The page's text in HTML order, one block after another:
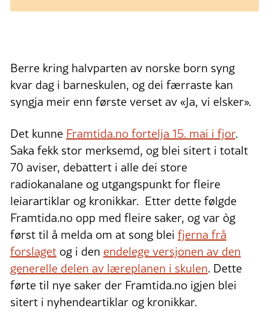
Berre kring halvparten av norske born syng
kvar dag i barneskulen, og dei færraste kan
syngja meir enn første verset av «Ja, vi elsker».
Det kunne Framtida.no fortelja 15. mai i fjor.
Saka fekk stor merksemd, og blei sitert i totalt
70 aviser, debattert i alle dei store
radiokanalane og utgangspunkt for fleire
leiarartiklar og kronikkar. Etter dette følgde
Framtida.no opp med fleire saker, og var òg
først til å melda om at song blei fjerna frå
forslaget og i den endelege versjonen av den
generelle delen av læreplanen i skulen. Dette
førte til nye saker der Framtida.no igjen blei
sitert i nyhendeartiklar og kronikkar.